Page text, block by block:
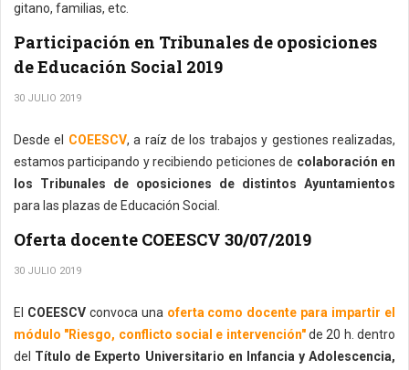
gitano, familias, etc.
Participación en Tribunales de oposiciones
de Educación Social 2019
30 JULIO 2019
Desde el COEESCV, a raíz de los trabajos y gestiones realizadas,
estamos participando y recibiendo peticiones de colaboración en
los Tribunales de oposiciones de distintos Ayuntamientos
para las plazas de Educación Social.
Oferta docente COEESCV 30/07/2019
30 JULIO 2019
El COEESCV convoca una oferta como docente para impartir el
módulo "Riesgo, conflicto social e intervención"de 20 h. dentro
del Título de Experto Universitario en Infancia y Adolescencia,